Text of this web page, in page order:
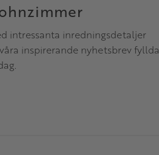
intressanta inredningsdetaljer
inspirerande nyhetsbrev fyllda